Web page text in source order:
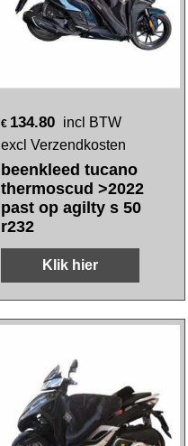
€ 134.80 incl BTW
excl Verzendkosten
beenkleed tucano
thermoscud >2022
past op agilty s 50
r232
Klik hier